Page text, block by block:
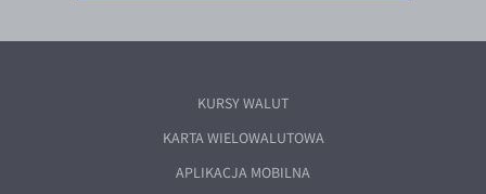
KURSY WALUT
KARTA WIELOWALUTOWA
APLIKACJA MOBILNA